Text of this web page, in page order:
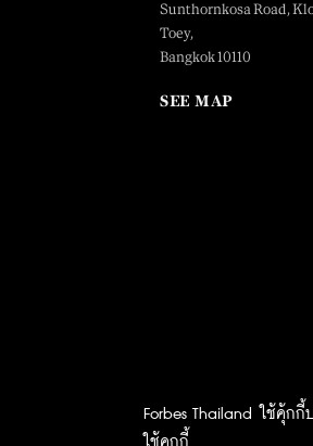
Forbes Thailand ใช้คุ้กกี้
ใช้คุกกี้
Sunthornkosa Road,
Toey,
Bangkok 10110
SEE MAP